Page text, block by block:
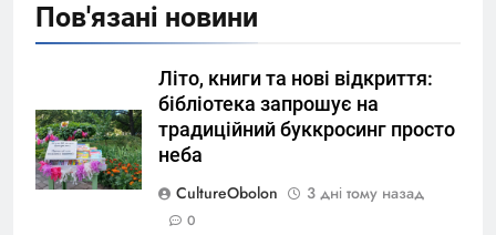
Пов'язані новини
Літо, книги та нові відкриття:
бібліотека запрошує на
традиційний буккросинг просто
неба
CultureObolon
3 дні тому назад
0